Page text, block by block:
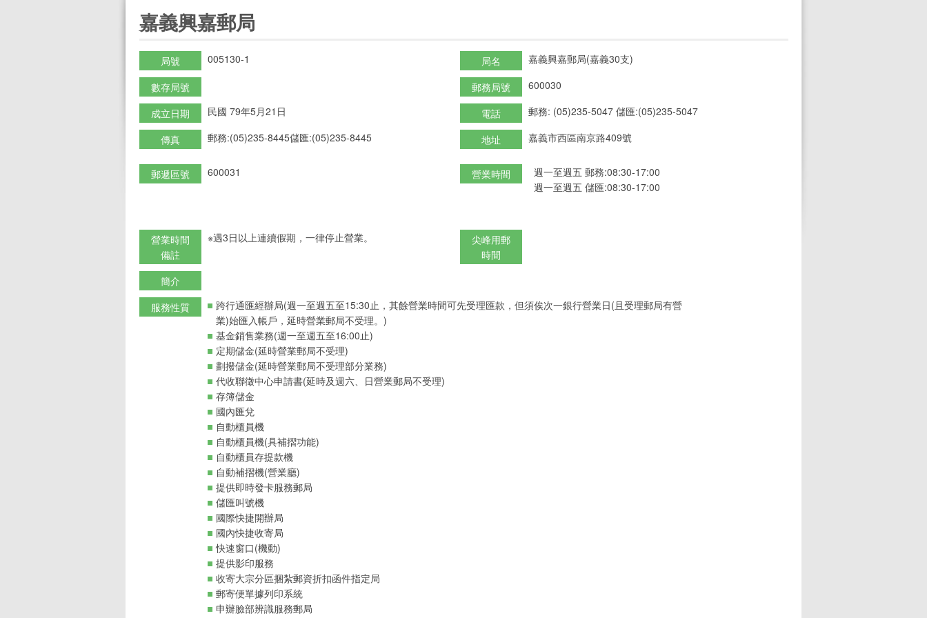
嘉義興嘉郵局
局號 005130-1 局名 嘉義興嘉郵局(嘉義30支)
數存局號 郵務局號 600030
成立日期 民國 79年5月21日 電話 郵務: (05)235-5047 儲匯:(05)235-5047
傳真 郵務:(05)235-8445儲匯:(05)235-8445 地址 嘉義市西區南京路409號
郵遞區號 600031 營業時間
週一至週五 郵務:08:30-17:00
週一至週五 儲匯:08:30-17:00
營業時間
備註
※遇3日以上連續假期，一律停止營業。
尖峰用郵
時間
簡介
服務性質
跨行通匯經辦局(週一至週五至15:30止，其餘營業時間可先受理匯款，但須俟次一銀行營業日(且受理郵局有營
業)始匯入帳戶，延時營業郵局不受理。)
基金銷售業務(週一至週五至16:00止)
定期儲金(延時營業郵局不受理)
劃撥儲金(延時營業郵局不受理部分業務)
代收聯徵中心申請書(延時及週六、日營業郵局不受理)
存簿儲金
國內匯兌
自動櫃員機
自動櫃員機(具補摺功能)
自動櫃員存提款機
自動補摺機(營業廳)
提供即時發卡服務郵局
儲匯叫號機
國際快捷開辦局
國內快捷收寄局
快速窗口(機動)
提供影印服務
收寄大宗分區捆紮郵資折扣函件指定局
郵寄便單據列印系統
申辦臉部辨識服務郵局